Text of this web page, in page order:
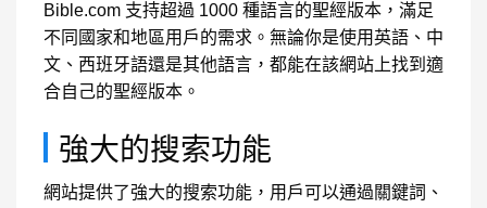
Bible.com 支持超過 1000 種語言的聖經版本，滿足
不同國家和地區用戶的需求。無論你是使用英語、中
文、西班牙語還是其他語言，都能在該網站上找到適
合自己的聖經版本。
強大的搜索功能
網站提供了強大的搜索功能，用戶可以通過關鍵詞、